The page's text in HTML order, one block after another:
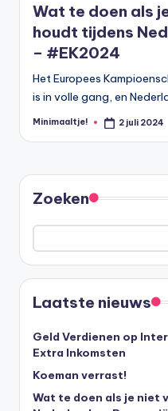
Wat te doen als
houdt tijdens
– #EK2024
Het Europees
is in volle gang, en
Geplaatst
Minimaaltje! 2 juli 2024
Zoeken
Laatste nieuws
Geld Verdienen op
Extra Inkomsten
Koeman verrast!
Wat te doen als je niet